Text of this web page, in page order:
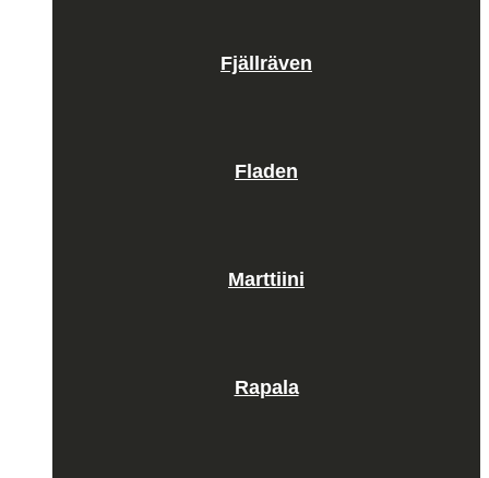
Fjällräven
Fladen
Marttiini
Rapala